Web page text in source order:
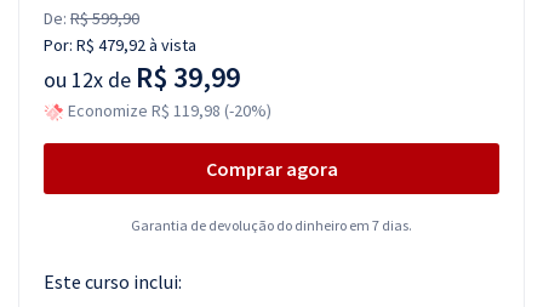
De: R$ 599,90
Por: R$ 479,92à vista
ou 12x de R$ 39,99
Economize R$ 119,98 (-20%)
Comprar agora
Garantia de devolução do dinheiro em 7 dias.
Este curso inclui: